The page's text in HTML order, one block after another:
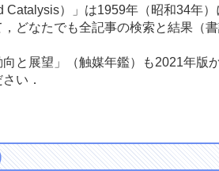
Catalysis）」は1959年（昭和34年
どなたでも全記事の検索と結果（
向と展望」（触媒年鑑）も2021年
い．